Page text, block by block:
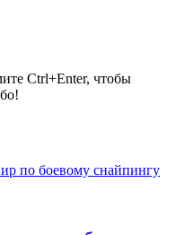
Ctrl+Enter, чтобы